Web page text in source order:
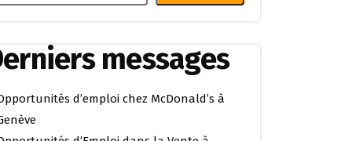
messages
d’emploi chez McDonald’s à